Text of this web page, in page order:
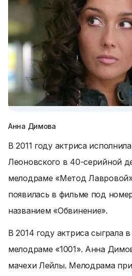
Анна Димова
В 2011 году актриса
Леоновского в 40-серийной
мелодраме «Метод
появилась в фильме под
названием «Обвинение».
В 2014 году актриса сыграла
мелодраме «1001». Анна
мачехи Лейлы. Мелодрама